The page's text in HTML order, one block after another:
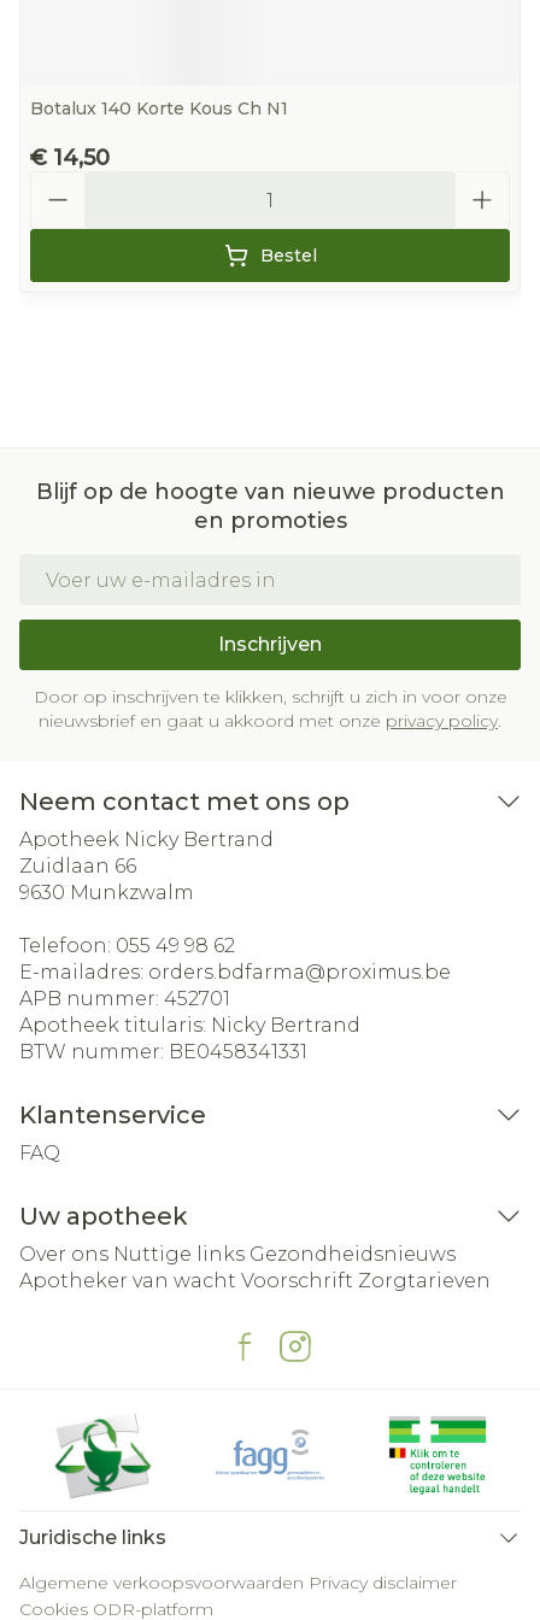
Botalux 140 Korte Kous Ch N1
€ 14,50
Bestel
Blijf op de hoogte van nieuwe producten
en promoties
Inschrijven
Door op inschrijven te klikken, schrijft u zich in voor onze
nieuwsbrief en gaat u akkoord met onze privacy policy.
Neem contact met ons op
Apotheek Nicky Bertrand
Zuidlaan 66
9630 Munkzwalm
Telefoon: 055 49 98 62
E-mailadres: orders.bdfarma@proximus.be
APB nummer: 452701
Apotheek titularis: Nicky Bertrand
BTW nummer: BE0458341331
Klantenservice
FAQ
Uw apotheek
Over ons Nuttige links Gezondheidsnieuws
Apotheker van wacht Voorschrift Zorgtarieven
Juridische links
Algemene verkoopsvoorwaarden Privacy disclaimer
Cookies ODR-platform